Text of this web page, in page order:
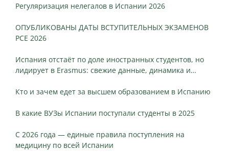
Регуляризация нелегалов в Испании 2026
ОПУБЛИКОВАНЫ ДАТЫ ВСТУПИТЕЛЬНЫХ ЭКЗАМЕНОВ
PCE 2026
Испания отстаёт по доле иностранных студентов, но
лидирует в Erasmus: свежие данные, динамика и
Кто и зачем едет за высшем образованием в Испанию
В какие ВУЗы Испании поступали студенты в 2025
С 2026 года — единые правила поступления на
медицину по всей Испании